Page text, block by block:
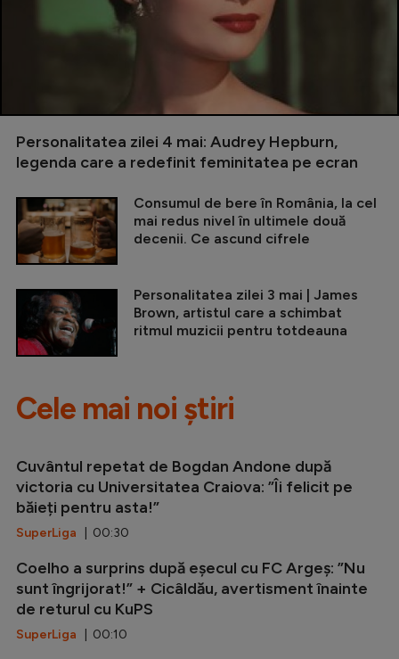
Personalitatea zilei 4 mai: Audrey Hepburn,
legenda care a redefinit feminitatea pe ecran
Consumul de bere în România, la cel
mai redus nivel în ultimele două
decenii. Ce ascund cifrele
Personalitatea zilei 3 mai | James
Brown, artistul care a schimbat
ritmul muzicii pentru totdeauna
Cele mai noi știri
Cuvântul repetat de Bogdan Andone după
victoria cu Universitatea Craiova: ”Îi felicit pe
băieți pentru asta!”
SuperLiga | 00:30
Coelho a surprins după eșecul cu FC Argeș: ”Nu
sunt îngrijorat!” + Cicâldău, avertisment înainte
de returul cu KuPS
SuperLiga | 00:10